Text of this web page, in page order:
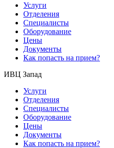
Услуги
Отделения
Специалисты
Оборудование
Цены
Документы
Как попасть на прием?
ИВЦ Запад
Услуги
Отделения
Специалисты
Оборудование
Цены
Документы
Как попасть на прием?